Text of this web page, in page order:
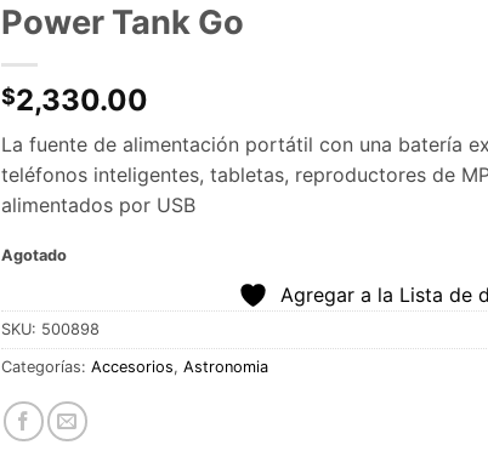
Power Tank Go
$2,330.00
La fuente de alimentación portátil con una batería
teléfonos inteligentes, tabletas, reproductores de
alimentados por USB
Agotado
Agregar a la Lista de
SKU: 500898
Categorías: Accesorios, Astronomia